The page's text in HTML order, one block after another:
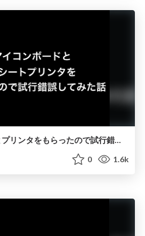
マイコンボードとプリンタをもらったので試行錯誤してみた (PHPカンファレンス2016 #phpcon2016)
0 1.6k